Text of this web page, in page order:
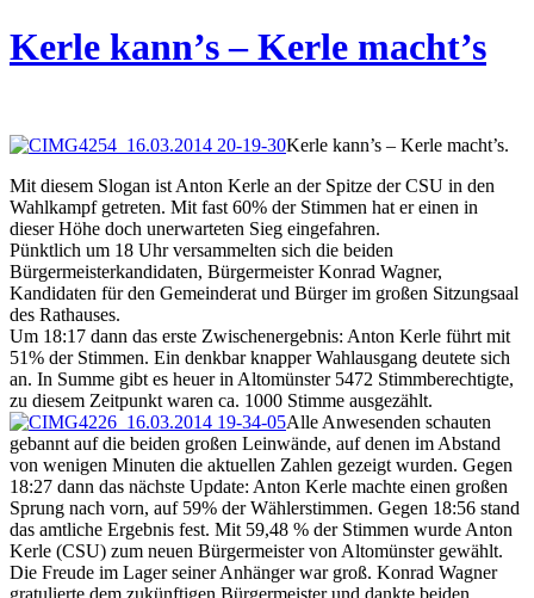
Kerle kann’s – Kerle macht’s
Kerle kann’s – Kerle macht’s.
Mit diesem Slogan ist Anton Kerle an der Spitze der CSU in den
Wahlkampf getreten. Mit fast 60% der Stimmen hat er einen in
dieser Höhe doch unerwarteten Sieg eingefahren.
Pünktlich um 18 Uhr versammelten sich die beiden
Bürgermeisterkandidaten, Bürgermeister Konrad Wagner,
Kandidaten für den Gemeinderat und Bürger im großen Sitzungsaal
des Rathauses.
Um 18:17 dann das erste Zwischenergebnis: Anton Kerle führt mit
51% der Stimmen. Ein denkbar knapper Wahlausgang deutete sich
an. In Summe gibt es heuer in Altomünster 5472 Stimmberechtigte,
zu diesem Zeitpunkt waren ca. 1000 Stimme ausgezählt.
Alle Anwesenden schauten
gebannt auf die beiden großen Leinwände, auf denen im Abstand
von wenigen Minuten die aktuellen Zahlen gezeigt wurden. Gegen
18:27 dann das nächste Update: Anton Kerle machte einen großen
Sprung nach vorn, auf 59% der Wählerstimmen. Gegen 18:56 stand
das amtliche Ergebnis fest. Mit 59,48 % der Stimmen wurde Anton
Kerle (CSU) zum neuen Bürgermeister von Altomünster gewählt.
Die Freude im Lager seiner Anhänger war groß. Konrad Wagner